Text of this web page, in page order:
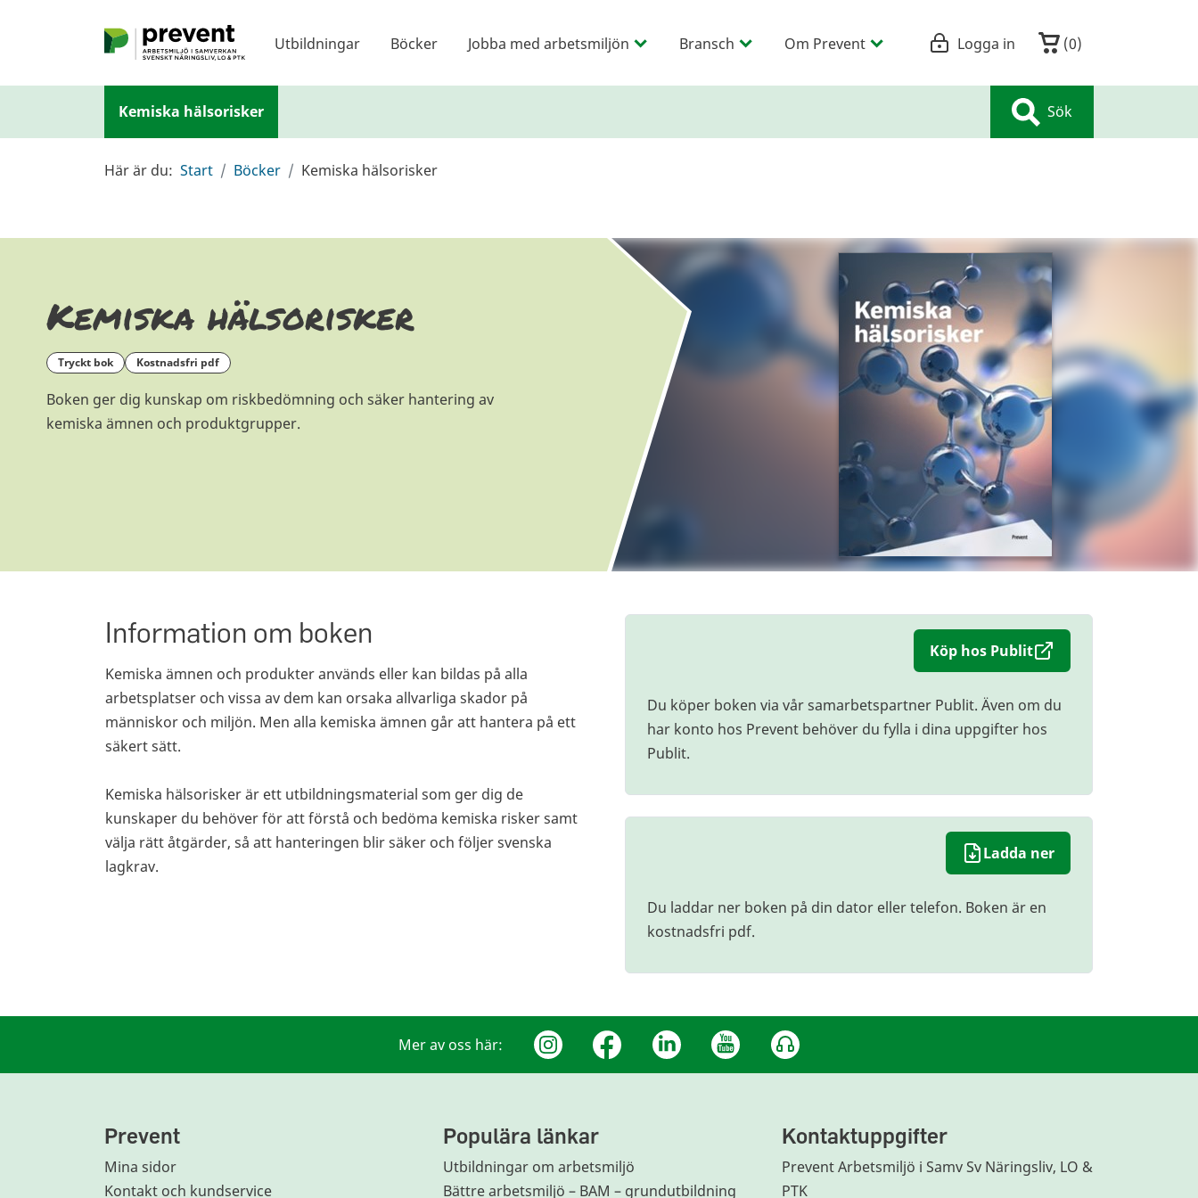
Hoppa till huvudinnehållet
Utbildningar Böcker Jobba med arbetsmiljön Bransch Om Prevent Logga in (0)
Kemiska hälsorisker Sök
Här är du: Start Böcker Kemiska hälsorisker
Kemiska hälsorisker
tryckt bok kostnadsfri pdf
Boken ger dig kunskap om riskbedömning och säker hantering av
kemiska ämnen och produktgrupper.
Information om boken
Kemiska ämnen och produkter används eller kan bildas på alla
arbetsplatser och vissa av dem kan orsaka allvarliga skador på
människor och miljön. Men alla kemiska ämnen går att hantera på ett
säkert sätt.
Kemiska hälsorisker är ett utbildningsmaterial som ger dig de
kunskaper du behöver för att förstå och bedöma kemiska risker samt
välja rätt åtgärder, så att hanteringen blir säker och följer svenska
lagkrav.
Köp hos Publit
Du köper boken via vår samarbetspartner Publit. Även om du
har konto hos Prevent behöver du fylla i dina uppgifter hos
Publit.
Ladda ner
Du laddar ner boken på din dator eller telefon. Boken är en
kostnadsfri pdf.
Mer av oss här:
Prevent
Mina sidor
Kontakt och kundservice
Populära länkar
Utbildningar om arbetsmiljö
Bättre arbetsmiljö – BAM – grundutbildning
Kontaktuppgifter
Prevent Arbetsmiljö i Samv Sv Näringsliv, LO &
PTK